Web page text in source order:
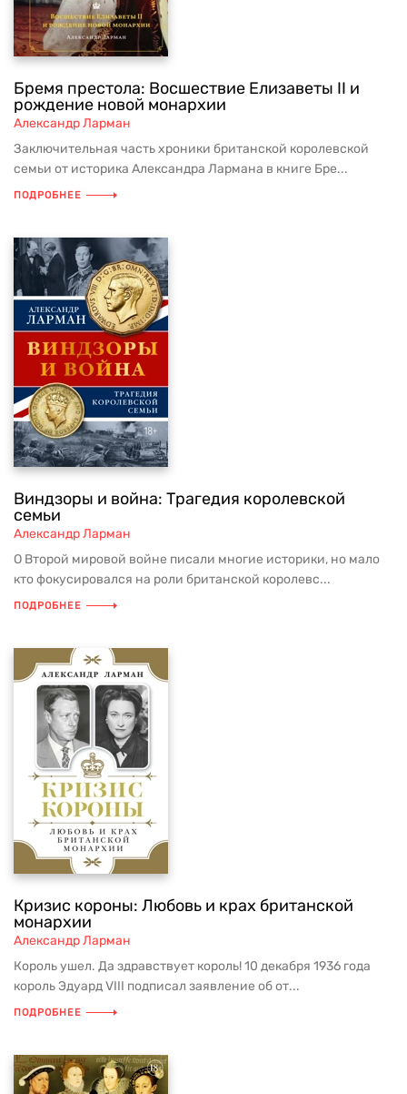
Бремя престола: Восшествие Елизаветы II и
рождение новой монархии
Александр Ларман
Заключительная часть хроники британской королевской
семьи от историка Александра Лармана в книге Бре...
ПОДРОБНЕЕ
Виндзоры и война: Трагедия королевской
семьи
Александр Ларман
О Второй мировой войне писали многие историки, но мало
кто фокусировался на роли британской королевс...
ПОДРОБНЕЕ
Кризис короны: Любовь и крах британской
монархии
Александр Ларман
Король ушел. Да здравствует король! 10 декабря 1936 года
король Эдуард VIII подписал заявление об от...
ПОДРОБНЕЕ